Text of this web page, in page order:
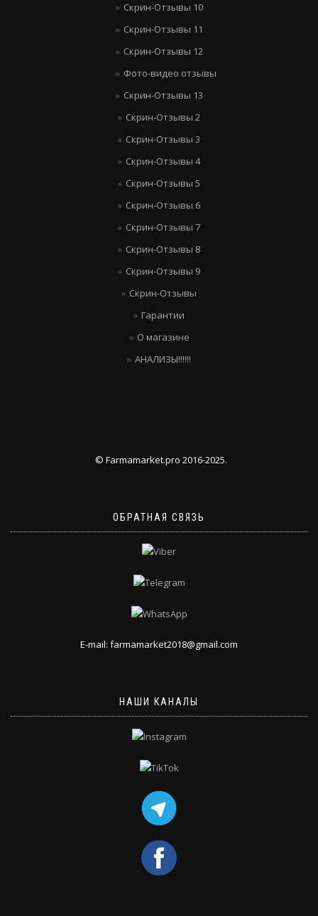
Скрин-Отзывы 10
Скрин-Отзывы 11
Скрин-Отзывы 12
Фото-видео отзывы
Скрин-Отзывы 13
Скрин-Отзывы 2
Скрин-Отзывы 3
Скрин-Отзывы 4
Скрин-Отзывы 5
Скрин-Отзывы 6
Скрин-Отзывы 7
Скрин-Отзывы 8
Скрин-Отзывы 9
Скрин-Отзывы
Гарантии
О магазине
АНАЛИЗЫ!!!!!!
© Farmamarket.pro 2016-2025.
ОБРАТНАЯ СВЯЗЬ
E-mail: farmamarket2018@gmail.com
НАШИ КАНАЛЫ